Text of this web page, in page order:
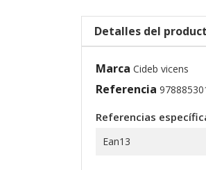
Detalles del
Marca Cideb vicens
Referencia
Referencias
Ean13